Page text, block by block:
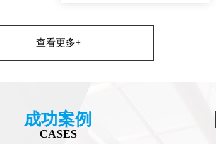
查看更多+
成功案例
CASES